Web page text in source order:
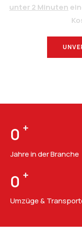
unter 2 Minuten
0 +
Jahre in der Branche
0 +
Umzüge &